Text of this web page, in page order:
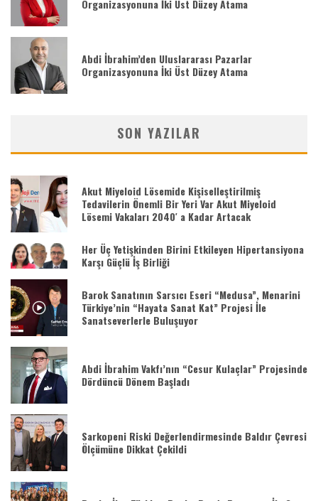
Organizasyonuna İki Üst Düzey Atama
Abdi İbrahim’den Uluslararası Pazarlar
Organizasyonuna İki Üst Düzey Atama
SON YAZILAR
Akut Miyeloid Lösemide Kişiselleştirilmiş
Tedavilerin Önemli Bir Yeri Var Akut Miyeloid
Lösemi Vakaları 2040′ a Kadar Artacak
Her Üç Yetişkinden Birini Etkileyen Hipertansiyona
Karşı Güçlü İş Birliği
Barok Sanatının Sarsıcı Eseri “Medusa”, Menarini
Türkiye’nin “Hayata Sanat Kat” Projesi İle
Sanatseverlerle Buluşuyor
Abdi İbrahim Vakfı’nın “Cesur Kulaçlar” Projesinde
Dördüncü Dönem Başladı
Sarkopeni Riski Değerlendirmesinde Baldır Çevresi
Ölçümüne Dikkat Çekildi